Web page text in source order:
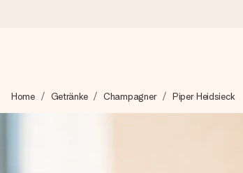
Wir bereiten dein Geschenk sorgfältig vor und
Home Getränke Champagner Piper Heidsieck